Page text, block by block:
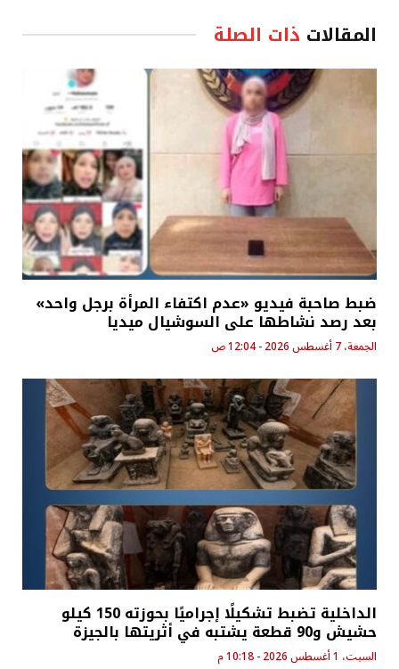
المقالات ذات الصلة
ضبط صاحبة فيديو «عدم اكتفاء المرأة برجل واحد»
بعد رصد نشاطها على السوشيال ميديا
الجمعة، 7 أغسطس 2026 - 12:04 ص
الداخلية تضبط تشكيلًا إجراميًا بحوزته 150 كيلو
حشيش و90 قطعة يشتبه في أثريتها بالجيزة
السبت، 1 أغسطس 2026 - 10:18 م